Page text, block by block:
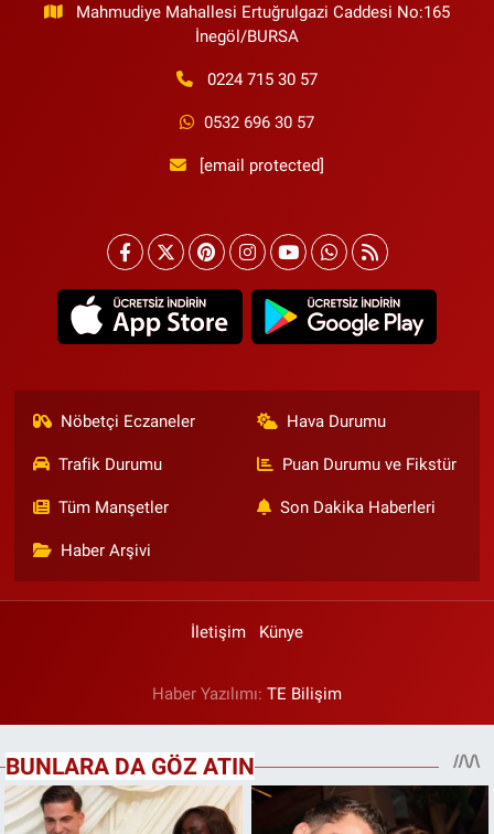
Mahmudiye Mahallesi Ertuğrulgazi Caddesi No:165
İnegöl/BURSA
0224 715 30 57
0532 696 30 57
[email protected]
Nöbetçi Eczaneler Hava Durumu
Trafik Durumu Puan Durumu ve Fikstür
Tüm Manşetler Son Dakika Haberleri
Haber Arşivi
İletişim Künye
Haber Yazılımı: TE Bilişim